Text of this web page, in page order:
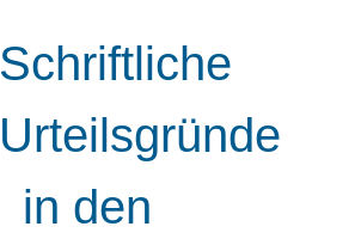
Schriftliche
Urteilsgründe
in den